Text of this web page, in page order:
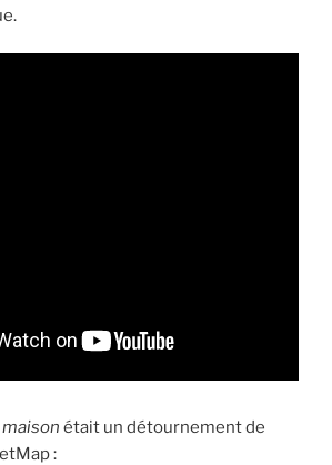
était un détournement de
: